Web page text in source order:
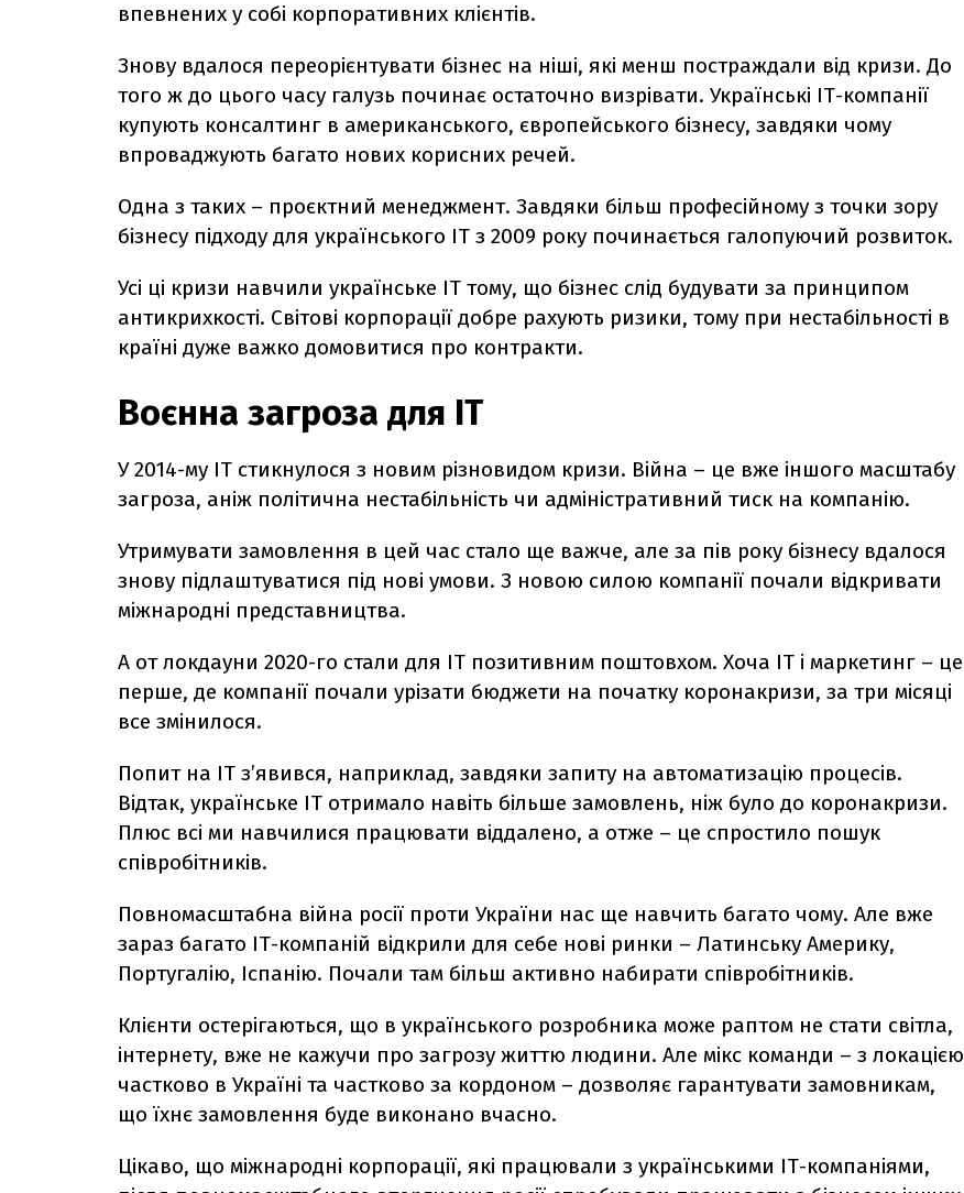
впевнених у собі корпоративних клієнтів.
Знову вдалося переорієнтувати бізнес на ніші, які менш постраждали від кризи. До
того ж до цього часу галузь починає остаточно визрівати. Українські ІТ-компанії
купують консалтинг в американського, європейського бізнесу, завдяки чому
впроваджують багато нових корисних речей.
Одна з таких – проєктний менеджмент. Завдяки більш професійному з точки зору
бізнесу підходу для українського ІТ з 2009 року починається галопуючий розвиток.
Усі ці кризи навчили українське ІТ тому, що бізнес слід будувати за принципом
антикрихкості. Світові корпорації добре рахують ризики, тому при нестабільності в
країні дуже важко домовитися про контракти.
Воєнна загроза для ІТ
У 2014-му ІТ стикнулося з новим різновидом кризи. Війна – це вже іншого масштабу
загроза, аніж політична нестабільність чи адміністративний тиск на компанію.
Утримувати замовлення в цей час стало ще важче, але за пів року бізнесу вдалося
знову підлаштуватися під нові умови. З новою силою компанії почали відкривати
міжнародні представництва.
А от локдауни 2020-го стали для ІТ позитивним поштовхом. Хоча ІТ і маркетинг – це
перше, де компанії почали урізати бюджети на початку коронакризи, за три місяці
все змінилося.
Попит на ІТ з’явився, наприклад, завдяки запиту на автоматизацію процесів.
Відтак, українське ІТ отримало навіть більше замовлень, ніж було до коронакризи.
Плюс всі ми навчилися працювати віддалено, а отже – це спростило пошук
співробітників.
Повномасштабна війна росії проти України нас ще навчить багато чому. Але вже
зараз багато ІТ-компаній відкрили для себе нові ринки – Латинську Америку,
Португалію, Іспанію. Почали там більш активно набирати співробітників.
Клієнти остерігаються, що в українського розробника може раптом не стати світла,
інтернету, вже не кажучи про загрозу життю людини. Але мікс команди – з локацією
частково в Україні та частково за кордоном – дозволяє гарантувати замовникам,
що їхнє замовлення буде виконано вчасно.
Цікаво, що міжнародні корпорації, які працювали з українськими ІТ-компаніями,